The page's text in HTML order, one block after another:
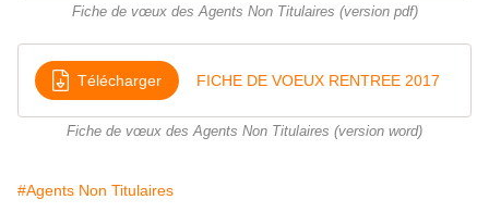
Fiche de vœux des Agents Non Titulaires (version pdf)
Télécharger FICHE DE VOEUX RENTREE 2017
Fiche de vœux des Agents Non Titulaires (version word)
#Agents Non Titulaires